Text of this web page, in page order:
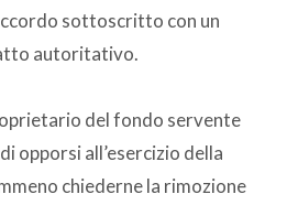
sottoscritto con un
autoritativo.
del fondo servente
opporsi all’esercizio della
chiederne la rimozione